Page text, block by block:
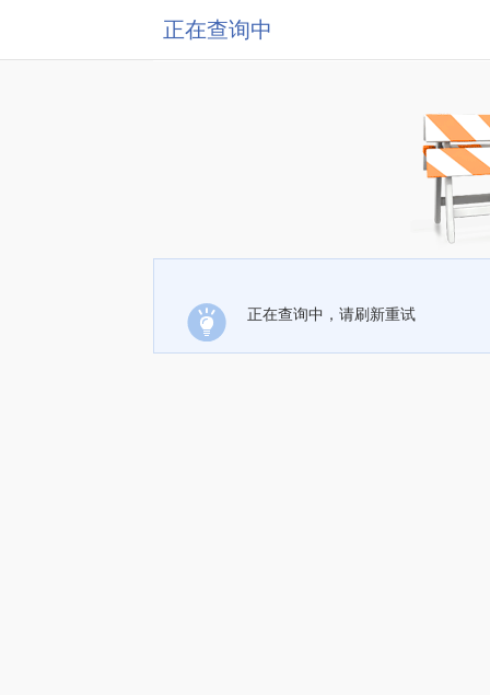
正在查询中
正在查询中，请刷新重试